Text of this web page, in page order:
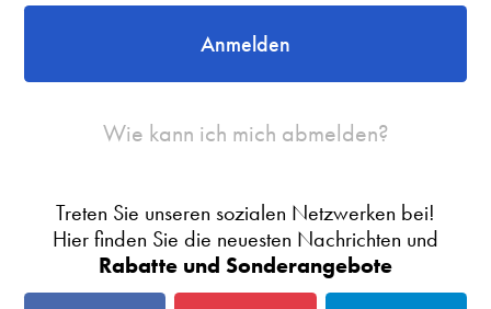
Anmelden
Wie kann ich mich abmelden?
Treten Sie unseren sozialen Netzwerken bei!
Hier finden Sie die neuesten Nachrichten und
Rabatte und Sonderangebote